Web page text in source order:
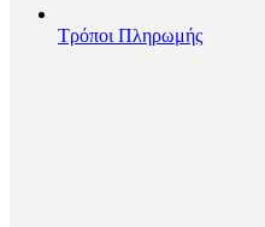
Τρόποι Πληρωμής